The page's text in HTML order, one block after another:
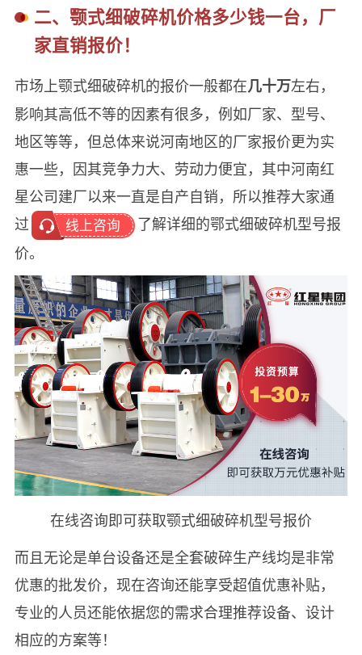
二、颚式细破碎机价格多少钱一台，厂
家直销报价！
市场上颚式细破碎机的报价一般都在几十万左右，
影响其高低不等的因素有很多，例如厂家、型号、
地区等等，但总体来说河南地区的厂家报价更为实
惠一些，因其竞争力大、劳动力便宜，其中河南红
星公司建厂以来一直是自产自销，所以推荐大家通
过
线上咨询
了解详细的鄂式细破碎机型号报
价。
在线咨询即可获取颚式细破碎机型号报价
而且无论是单台设备还是全套破碎生产线均是非常
优惠的批发价，现在咨询还能享受超值优惠补贴，
专业的人员还能依据您的需求合理推荐设备、设计
相应的方案等！